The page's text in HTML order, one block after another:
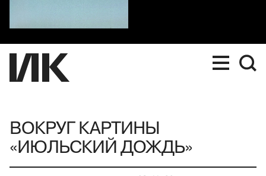
ВОКРУГ КАРТИНЫ
«ИЮЛЬСКИЙ ДОЖДЬ»